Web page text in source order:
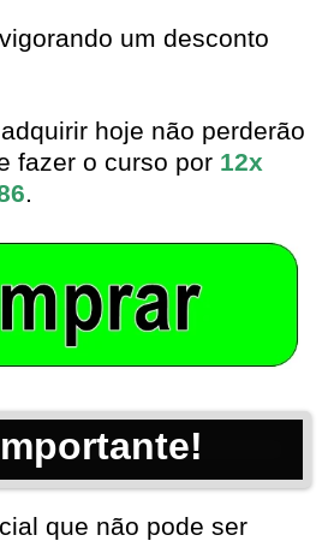
um desconto
hoje não perderão
fazer o curso por 12x
.
que não pode ser